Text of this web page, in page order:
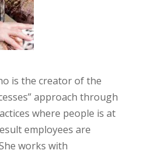
is the creator of the
approach through
where people is at
employees are
works with